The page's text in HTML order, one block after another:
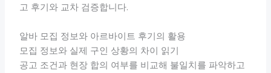
고 후기와 교차 검증합니다.
알바 모집 정보와 아르바이트 후기의 활용
모집 정보와 실제 구인 상황의 차이 읽기
공고 조건과 현장 합의 여부를 비교해 불일치를 파악하고